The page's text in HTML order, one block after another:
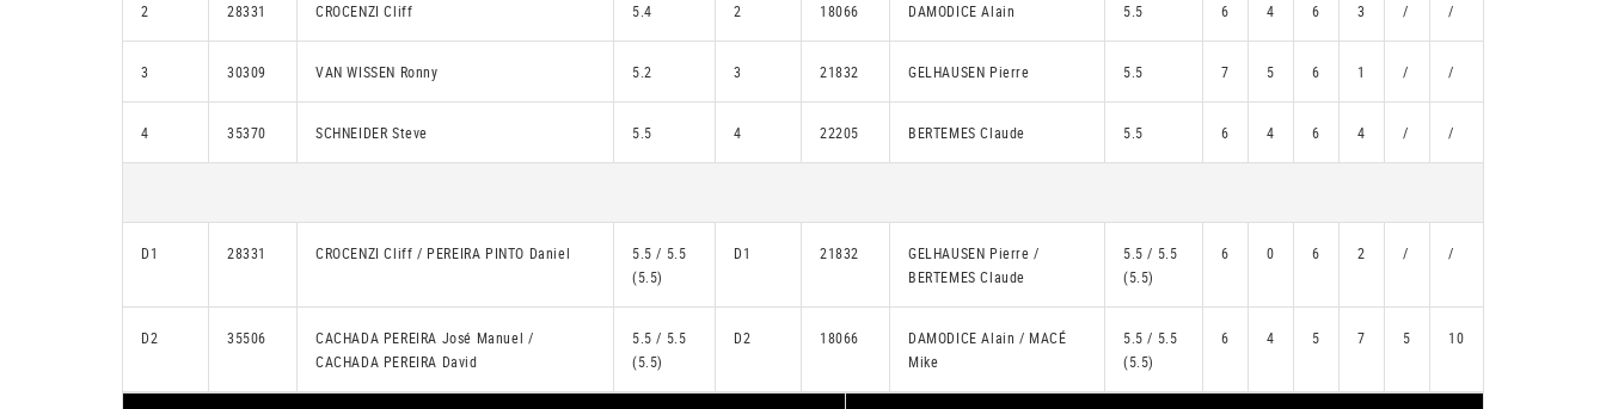
2 28331 CROCENZI Cliff 5.4 2 18066 DAMODICE Alain 5.5 6 4 6 3 / /
3 30309 VAN WISSEN Ronny 5.2 3 21832 GELHAUSEN Pierre 5.5 7 5 6 1 / /
4 35370 SCHNEIDER Steve 5.5 4 22205 BERTEMES Claude 5.5 6 4 6 4 / /
D1 28331 CROCENZI Cliff / PEREIRA PINTO Daniel
5.5 / 5.5
(5.5)
D1 21832
GELHAUSEN Pierre /
BERTEMES Claude
5.5 / 5.5
(5.5)
6 0 6 2 / /
D2 35506
CACHADA PEREIRA José Manuel /
CACHADA PEREIRA David
5.5 / 5.5
(5.5)
D2 18066
DAMODICE Alain / MACÉ
Mike
5.5 / 5.5
(5.5)
6 4 5 7 5 10